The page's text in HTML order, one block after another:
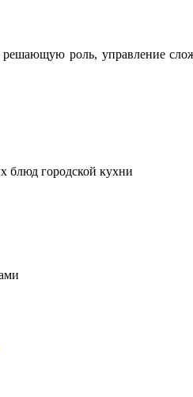
решающую роль, управление
блюд городской кухни